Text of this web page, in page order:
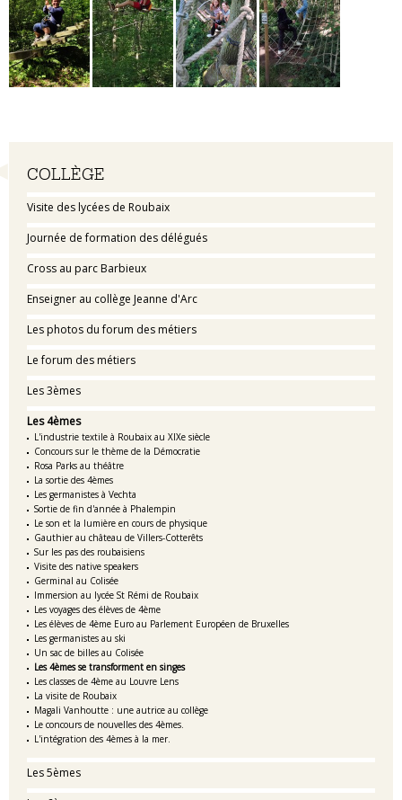
Navigation
COLLÈGE
Visite des lycées de Roubaix
Journée de formation des délégués
Cross au parc Barbieux
Enseigner au collège Jeanne d'Arc
Les photos du forum des métiers
Le forum des métiers
Les 3èmes
Les 4èmes
L'industrie textile à Roubaix au XIXe siècle
Concours sur le thème de la Démocratie
Rosa Parks au théâtre
La sortie des 4èmes
Les germanistes à Vechta
Sortie de fin d'année à Phalempin
Le son et la lumière en cours de physique
Gauthier au château de Villers-Cotterêts
Sur les pas des roubaisiens
Visite des native speakers
Germinal au Colisée
Immersion au lycée St Rémi de Roubaix
Les voyages des élèves de 4ème
Les élèves de 4ème Euro au Parlement Européen de Bruxelles
Les germanistes au ski
Un sac de billes au Colisée
Les 4èmes se transforment en singes
Les classes de 4ème au Louvre Lens
La visite de Roubaix
Magali Vanhoutte : une autrice au collège
Le concours de nouvelles des 4èmes.
L'intégration des 4èmes à la mer.
Les 5èmes